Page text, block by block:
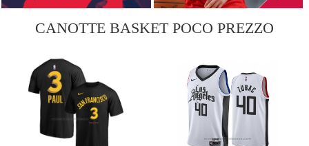
CANOTTE BASKET POCO PREZZO